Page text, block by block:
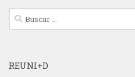
Buscar:
REUNI+D